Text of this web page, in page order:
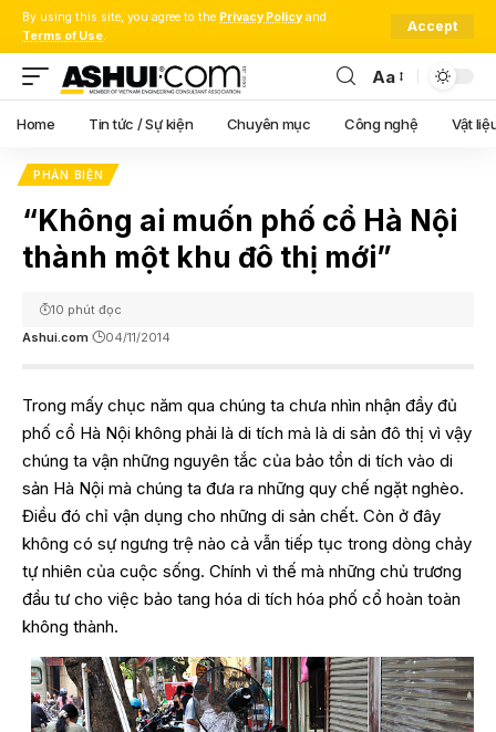
By using this site, you agree to the Privacy Policy and
Terms of Use.
Accept
Font
Resizer
Aa
Home Tin tức / Sự kiện Chuyên mục Công nghệ Vật
PHẢN BIỆN
“Không ai muốn phố cổ Hà Nội
thành một khu đô thị mới”
Ashui.com 04/11/2014
10 phút đọc
Trong mấy chục năm qua chúng ta chưa nhìn nhận đầy đủ
phố cổ Hà Nội không phải là di tích mà là di sản đô thị vì vậy
chúng ta vận những nguyên tắc của bảo tồn di tích vào di
sản Hà Nội mà chúng ta đưa ra những quy chế ngặt nghèo.
Điều đó chỉ vận dụng cho những di sản chết. Còn ở đây
không có sự ngưng trệ nào cả vẫn tiếp tục trong dòng chảy
tự nhiên của cuộc sống. Chính vì thế mà những chủ trương
đầu tư cho việc bảo tang hóa di tích hóa phố cổ hoàn toàn
không thành.